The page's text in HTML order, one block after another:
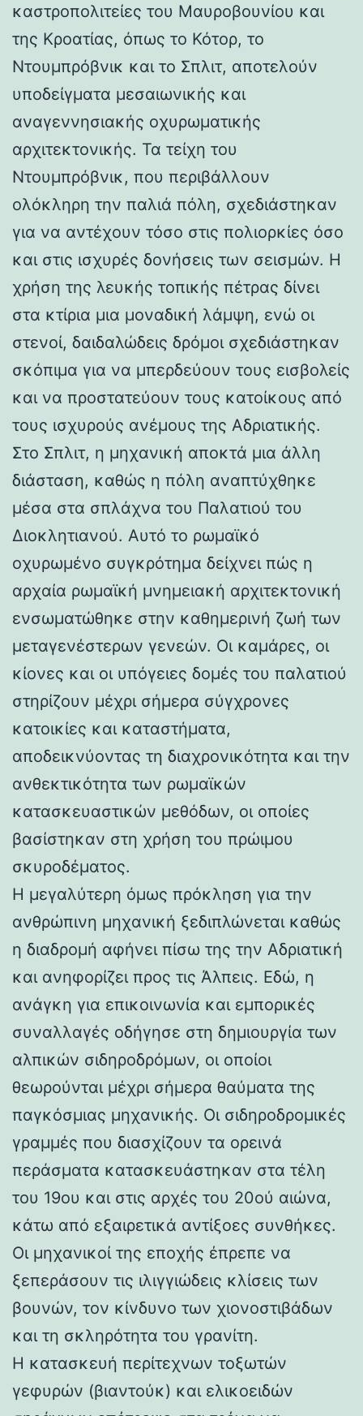
καστροπολιτείες του Μαυροβουνίου και
της Κροατίας, όπως το Κότορ, το
Ντουμπρόβνικ και το Σπλιτ, αποτελούν
υποδείγματα μεσαιωνικής και
αναγεννησιακής οχυρωματικής
αρχιτεκτονικής. Τα τείχη του
Ντουμπρόβνικ, που περιβάλλουν
ολόκληρη την παλιά πόλη, σχεδιάστηκαν
για να αντέχουν τόσο στις πολιορκίες όσο
και στις ισχυρές δονήσεις των σεισμών. Η
χρήση της λευκής τοπικής πέτρας δίνει
στα κτίρια μια μοναδική λάμψη, ενώ οι
στενοί, δαιδαλώδεις δρόμοι σχεδιάστηκαν
σκόπιμα για να μπερδεύουν τους εισβολείς
και να προστατεύουν τους κατοίκους από
τους ισχυρούς ανέμους της Αδριατικής.
Στο Σπλιτ, η μηχανική αποκτά μια άλλη
διάσταση, καθώς η πόλη αναπτύχθηκε
μέσα στα σπλάχνα του Παλατιού του
Διοκλητιανού. Αυτό το ρωμαϊκό
οχυρωμένο συγκρότημα δείχνει πώς η
αρχαία ρωμαϊκή μνημειακή αρχιτεκτονική
ενσωματώθηκε στην καθημερινή ζωή των
μεταγενέστερων γενεών. Οι καμάρες, οι
κίονες και οι υπόγειες δομές του παλατιού
στηρίζουν μέχρι σήμερα σύγχρονες
κατοικίες και καταστήματα,
αποδεικνύοντας τη διαχρονικότητα και την
ανθεκτικότητα των ρωμαϊκών
κατασκευαστικών μεθόδων, οι οποίες
βασίστηκαν στη χρήση του πρώιμου
σκυροδέματος.
Η μεγαλύτερη όμως πρόκληση για την
ανθρώπινη μηχανική ξεδιπλώνεται καθώς
η διαδρομή αφήνει πίσω της την Αδριατική
και ανηφορίζει προς τις Άλπεις. Εδώ, η
ανάγκη για επικοινωνία και εμπορικές
συναλλαγές οδήγησε στη δημιουργία των
αλπικών σιδηροδρόμων, οι οποίοι
θεωρούνται μέχρι σήμερα θαύματα της
παγκόσμιας μηχανικής. Οι σιδηροδρομικές
γραμμές που διασχίζουν τα ορεινά
περάσματα κατασκευάστηκαν στα τέλη
του 19ου και στις αρχές του 20ού αιώνα,
κάτω από εξαιρετικά αντίξοες συνθήκες.
Οι μηχανικοί της εποχής έπρεπε να
ξεπεράσουν τις ιλιγγιώδεις κλίσεις των
βουνών, τον κίνδυνο των χιονοστιβάδων
και τη σκληρότητα του γρανίτη.
Η κατασκευή περίτεχνων τοξωτών
γεφυρών (βιαντούκ) και ελικοειδών